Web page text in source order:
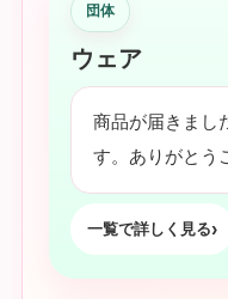
団体
ウェア
商品が届きまし
す。ありがとう
一覧で詳しく見る